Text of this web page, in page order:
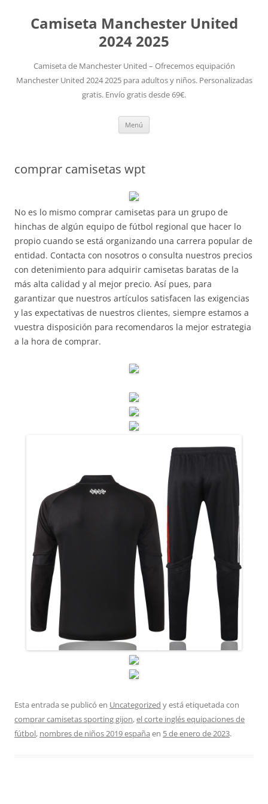
Camiseta Manchester United
2024 2025
Camiseta de Manchester United – Ofrecemos equipación
Manchester United 2024 2025 para adultos y niños. Personalizadas
gratis. Envío gratis desde 69€.
Menú
comprar camisetas wpt
No es lo mismo comprar camisetas para un grupo de
hinchas de algún equipo de fútbol regional que hacer lo
propio cuando se está organizando una carrera popular de
entidad. Contacta con nosotros o consulta nuestros precios
con detenimiento para adquirir camisetas baratas de la
más alta calidad y al mejor precio. Así pues, para
garantizar que nuestros artículos satisfacen las exigencias
y las expectativas de nuestros clientes, siempre estamos a
vuestra disposición para recomendaros la mejor estrategia
a la hora de comprar.
Esta entrada se publicó en Uncategorized y está etiquetada con
comprar camisetas sporting gijon,el corte inglés equipaciones de
fútbol, nombres de niños 2019 españa en 5 de enero de 2023.